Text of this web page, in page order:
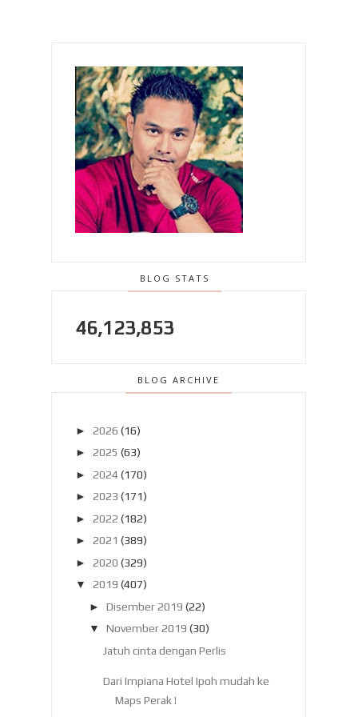
BLOG STATS
46,123,853
BLOG ARCHIVE
► 2026 (16)
► 2025 (63)
► 2024 (170)
► 2023 (171)
► 2022 (182)
► 2021 (389)
► 2020 (329)
▼
2019 (407)
► Disember 2019 (22)
▼
November 2019 (30)
Jatuh cinta dengan Perlis
Dari Impiana Hotel Ipoh mudah ke
Maps Perak !